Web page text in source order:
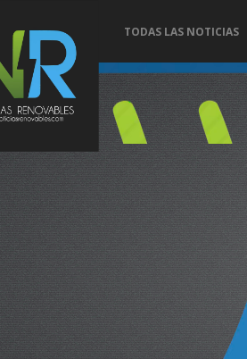
TODAS LAS NOTICIAS